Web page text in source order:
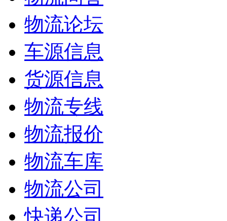
物流论坛
车源信息
货源信息
物流专线
物流报价
物流车库
物流公司
快递公司